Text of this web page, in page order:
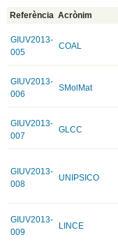
Referència Acrònim
GIUV2013-
005
COAL
GIUV2013-
006
SMolMat
GIUV2013-
007
GLCC
GIUV2013-
008
UNIPSICO
GIUV2013-
009
LINCE